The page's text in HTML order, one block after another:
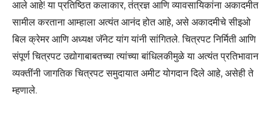
आले आहे! या प्रतिष्ठित कलाकार, तंत्रज्ञ आणि व्यावसायिकांना अकादमीत
सामील करताना आम्हाला अत्यंत आनंद होत आहे, असे अकादमीचे सीइओ
बिल क्रेमर आणि अध्यक्ष जॅनेट यांग यांनी सांगितले. चित्रपट निर्मिती आणि
संपूर्ण चित्रपट उद्योगाबाबतच्या त्यांच्या बांधिलकीमुळे या अत्यंत प्रतिभावान
व्यक्तींनी जागतिक चित्रपट समुदायात अमीट योगदान दिले आहे, असेही ते
म्हणाले.